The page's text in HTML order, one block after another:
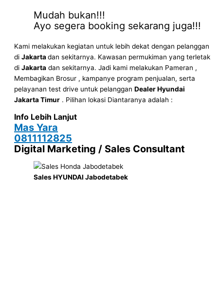
Mudah bukan!!!
Ayo segera booking sekarang juga!!!
Kami melakukan kegiatan untuk lebih dekat dengan pelanggan
diJakartadan sekitarnya. Kawasan permukiman yang terletak
diJakarta dan sekitarnya. Jadi kami melakukan Pameran ,
Membagikan Brosur , kampanye program penjualan, serta
pelayanan test drive untuk pelangganDealer Hyundai
JakartaTimur . Pilihan lokasi Diantaranya adalah :
Info Lebih Lanjut
Mas Yara
0811112825
Digital Marketing / Sales Consultant
Sales HYUNDAI Jabodetabek